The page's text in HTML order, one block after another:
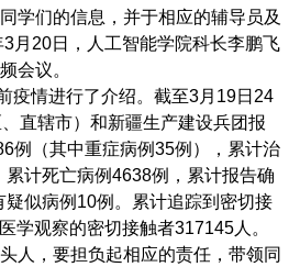
学们的信息，并于相应的辅导员及
月20日，人工智能学院科长李鹏飞
会议。
疫情进行了介绍。截至3月19日24
直辖市）和新疆生产建设兵团报
例（其中重症病例35例），累计治
计死亡病例4638例，累计报告确
似病例10例。累计追踪到密切接
学观察的密切接触者317145人。
人，要担负起相应的责任，带领同